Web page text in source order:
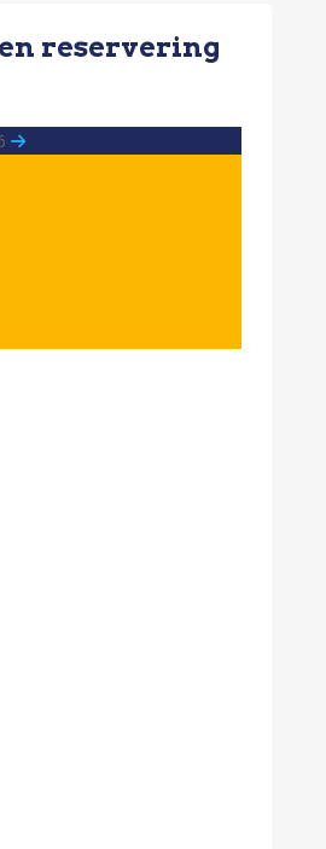
reservering